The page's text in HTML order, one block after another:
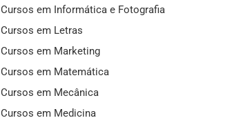
Cursos em Informática e Fotografia
Cursos em Letras
Cursos em Marketing
Cursos em Matemática
Cursos em Mecânica
Cursos em Medicina